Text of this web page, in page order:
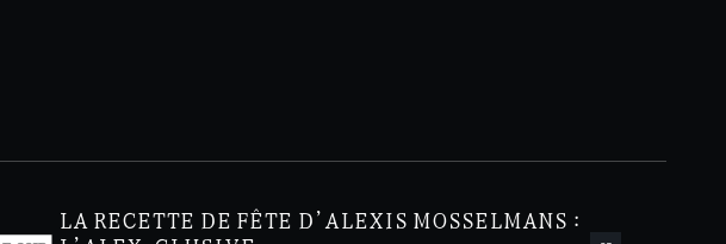
LA RECETTE DE FÊTE D’ALEXIS MOSSELMANS :